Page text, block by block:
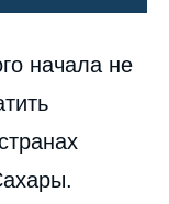
начала не